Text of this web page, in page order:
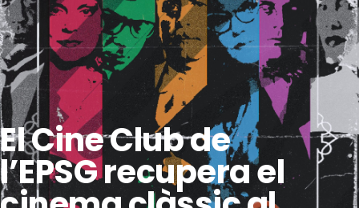
El Cine Club de
l’EPSG recupera el